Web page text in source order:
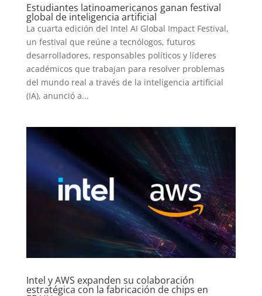
Estudiantes latinoamericanos ganan festival
global de inteligencia artificial
La cuarta edición del Intel AI Global Impact Festival,
un festival que reúne a tecnólogos, futuros
desarrolladores, responsables políticos y líderes
académicos que trabajan para resolver problemas
del mundo real a través de la inteligencia artificial
(IA), anunció a...
Intel y AWS expanden su colaboración
estratégica con la fabricación de chips en